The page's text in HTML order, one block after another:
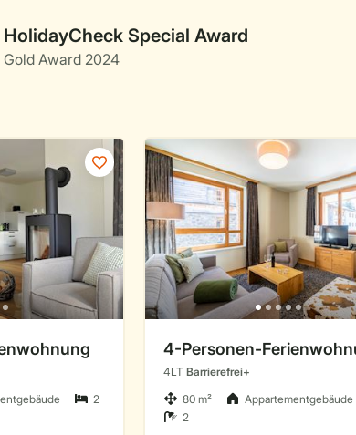
HolidayCheck Special Award
Gold Award 2024